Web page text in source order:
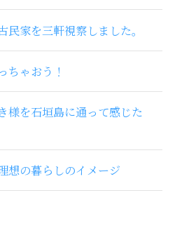
家を三軒視察しました。
ちゃおう！
を石垣島に通って感じた
想の暮らしのイメージ